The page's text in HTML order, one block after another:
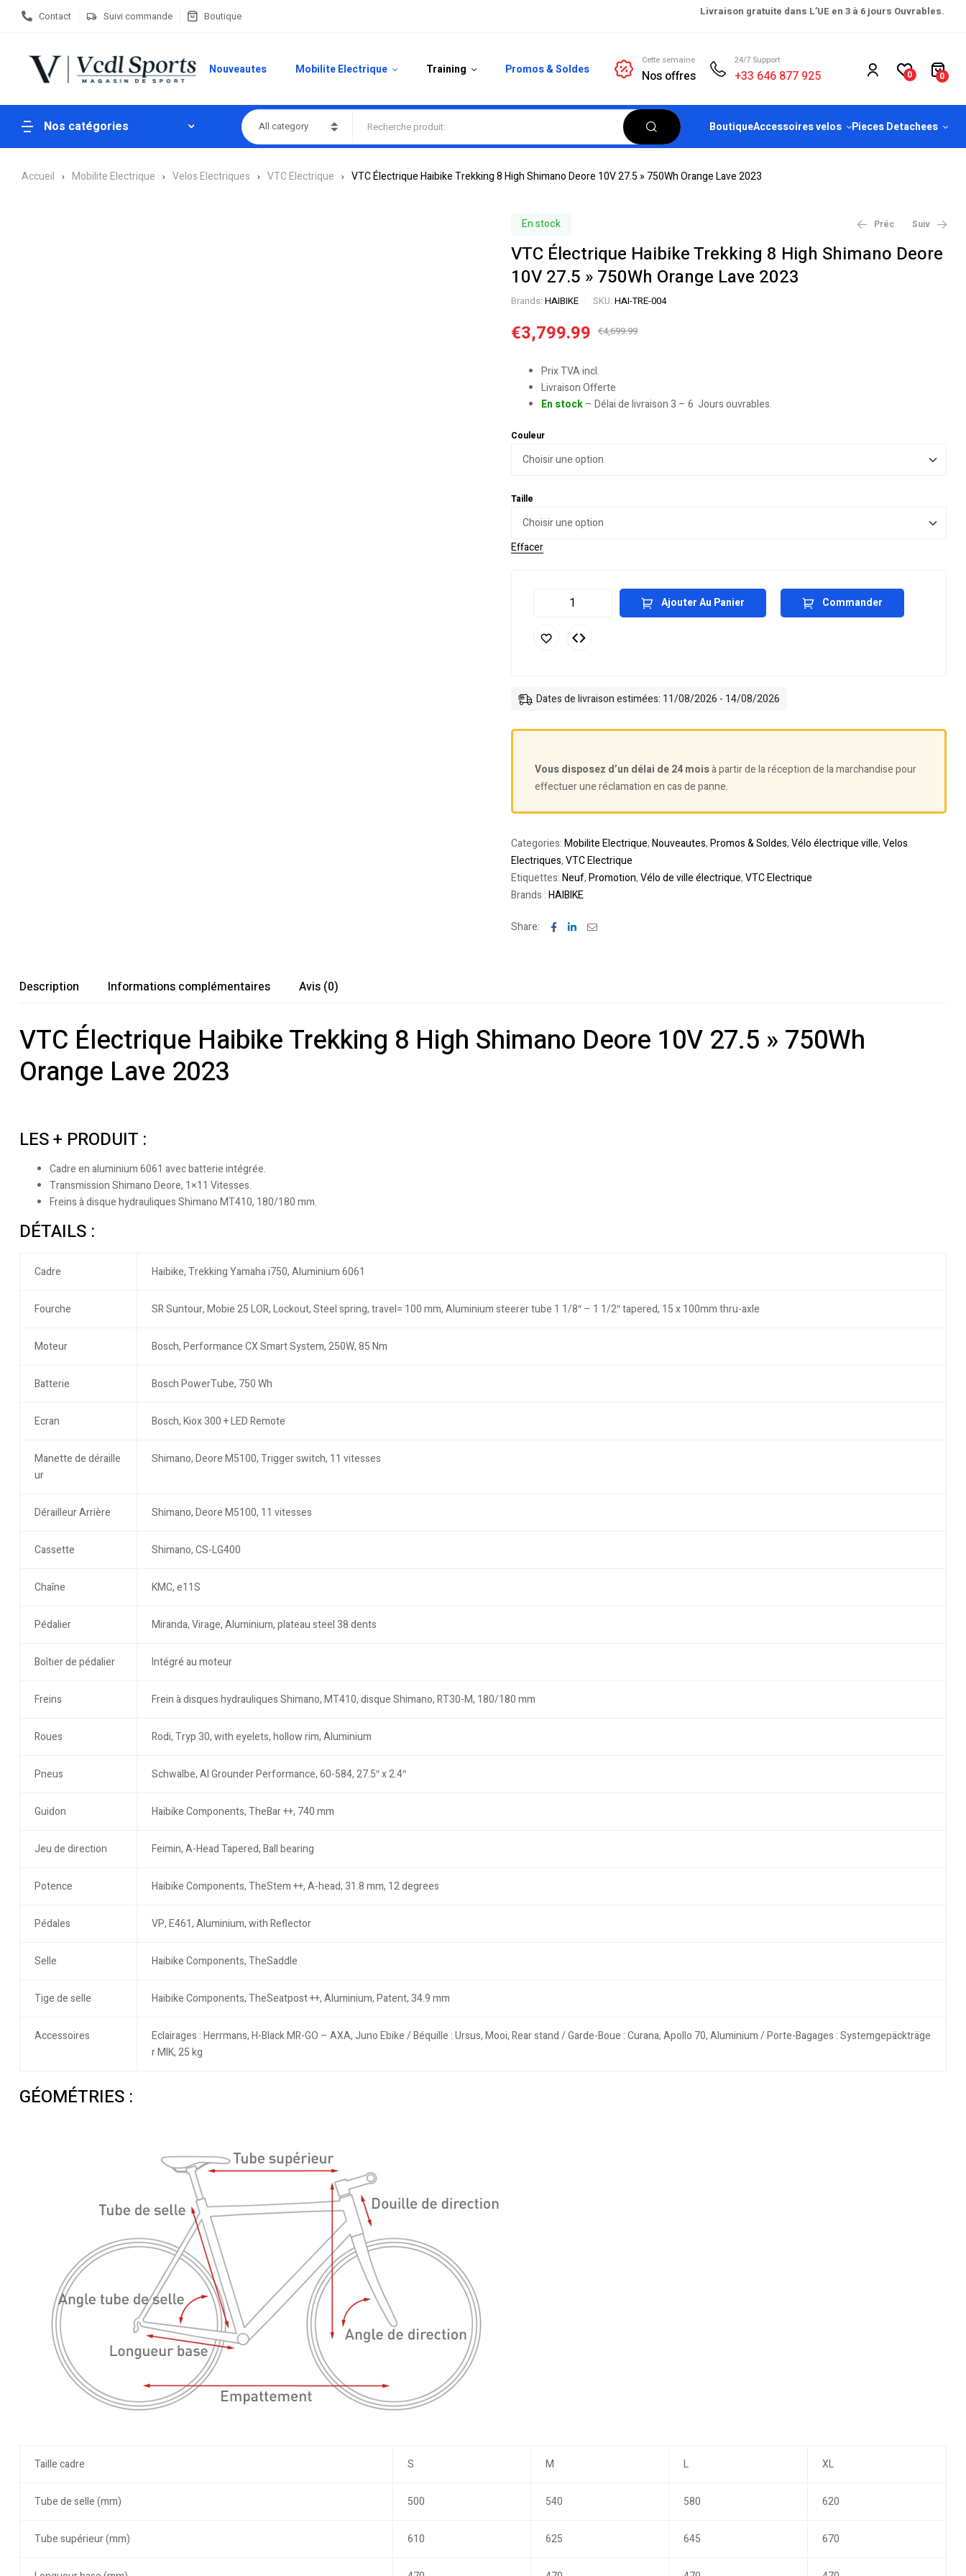
Contact Suivi commande Boutique Livraison gratuite dans L’UE en 3 à 6 jours Ouvrables.
Nouveautes Mobilite Electrique Training Promos & Soldes
Cette semaine
Nos offres
24/7 Support
+33 646 877 925 0 0
Nos catégories All category BoutiqueAccessoires velos Pieces Detachees
Accueil Mobilite Electrique Velos Electriques VTC Electrique VTC Électrique Haibike Trekking 8 High Shimano Deore 10V 27.5 » 750Wh Orange Lave 2023
En stock Préc Suiv
VTC Électrique Haibike Trekking 8 High Shimano Deore
10V 27.5 » 750Wh Orange Lave 2023
Brands: HAIBIKE SKU: HAI-TRE-004
€4,699.99
€3,799.99
Prix TVA incl.
Livraison Offerte
En stock – Délai de livraison 3 – 6 Jours ouvrables.
Couleur
Taille
Effacer
Ajouter Au Panier Commander
Dates de livraison estimées: 11/08/2026 - 14/08/2026
Vous disposez d’un délai de 24 moisà partir de la réception de la marchandise pour
effectuer une réclamation en cas de panne.
Categories:Mobilite Electrique,Nouveautes,Promos & Soldes,Vélo électrique ville,Velos
Electriques,VTC Electrique
Etiquettes:Neuf,Promotion,Vélo de ville électrique,VTC Electrique
Brands :HAIBIKE
Share: Facebook
LinkedinEmail
Description Informations complémentaires Avis (0)
VTC Électrique Haibike Trekking 8 High Shimano Deore 10V 27.5 » 750Wh
Orange Lave 2023
LES + PRODUIT :
Cadre en aluminium 6061 avec batterie intégrée.
Transmission Shimano Deore, 1×11 Vitesses.
Freins à disque hydrauliques Shimano MT410, 180/180 mm.
DÉTAILS :
Cadre Haibike, Trekking Yamaha i750, Aluminium 6061
Fourche SR Suntour, Mobie 25 LOR, Lockout, Steel spring, travel= 100 mm, Aluminium steerer tube 1 1/8″ – 1 1/2″ tapered, 15 x 100mm thru-axle
Moteur Bosch, Performance CX Smart System, 250W, 85 Nm
Batterie Bosch PowerTube, 750 Wh
Ecran Bosch, Kiox 300 + LED Remote
Manette de déraille
ur
Shimano, Deore M5100, Trigger switch, 11 vitesses
Dérailleur Arrière Shimano, Deore M5100, 11 vitesses
Cassette Shimano, CS-LG400
Chaîne KMC, e11S
Pédalier Miranda, Virage, Aluminium, plateau steel 38 dents
Boîtier de pédalier Intégré au moteur
Freins Frein à disques hydrauliques Shimano, MT410, disque Shimano, RT30-M, 180/180 mm
Roues Rodi, Tryp 30, with eyelets, hollow rim, Aluminium
Pneus Schwalbe, Al Grounder Performance, 60-584, 27.5″ x 2.4″
Guidon Haibike Components, TheBar ++, 740 mm
Jeu de direction Feimin, A-Head Tapered, Ball bearing
Potence Haibike Components, TheStem ++, A-head, 31.8 mm, 12 degrees
Pédales VP, E461, Aluminium, with Reflector
Selle Haibike Components, TheSaddle
Tige de selle Haibike Components, TheSeatpost ++, Aluminium, Patent, 34.9 mm
Accessoires
Eclairages : Herrmans, H-Black MR-GO – AXA, Juno Ebike / Béquille : Ursus, Mooi, Rear stand / Garde-Boue : Curana, Apollo 70, Aluminium / Porte-Bagages : Systemgepäckträge
r MIK, 25 kg
GÉOMÉTRIES :
Taille cadre S M L XL
Tube de selle (mm) 500 540 580 620
Tube supérieur (mm) 610 625 645 670